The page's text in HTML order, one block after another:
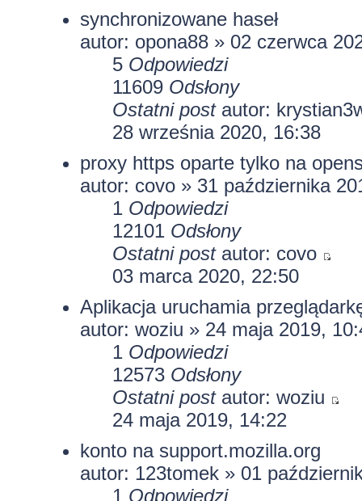
synchronizowane haseł
autor: opona88» 02 czerwca
5 Odpowiedzi
11609 Odsłony
Ostatni post autor:
28 września 2020, 16:38
proxy https oparte tylko na
autor: covo» 31 października
1 Odpowiedzi
12101 Odsłony
Ostatni post autor: covo
03 marca 2020, 22:50
Aplikacja uruchamia
autor: woziu » 24 maja 2019,
1 Odpowiedzi
12573 Odsłony
Ostatni post autor: woziu
24 maja 2019, 14:22
konto na support.mozilla.org
autor: 123tomek» 01
1 Odpowiedzi